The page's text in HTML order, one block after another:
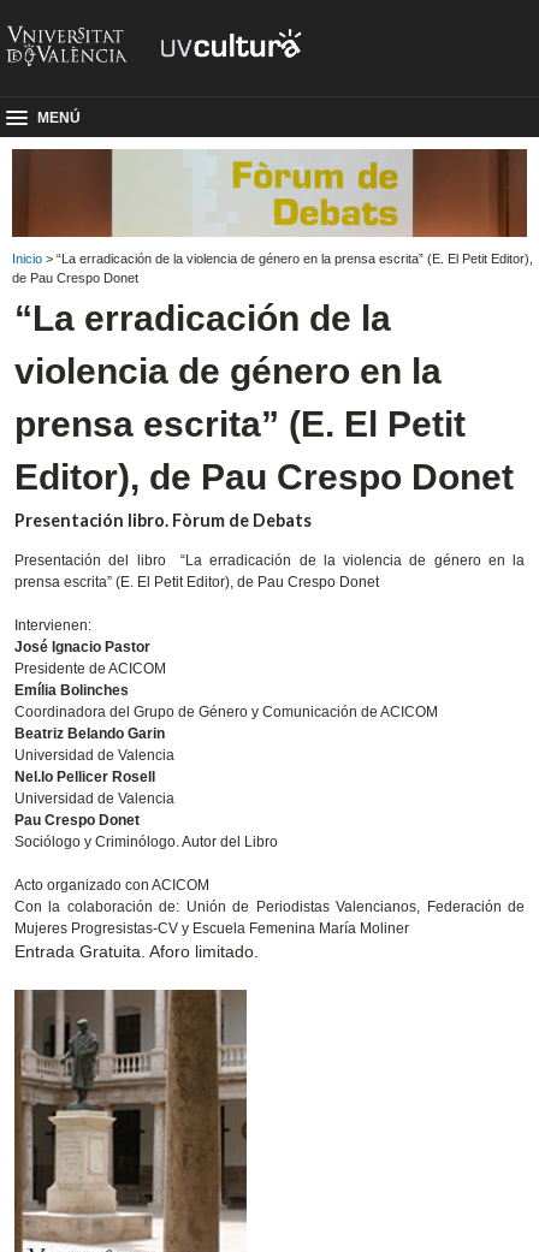
MENÚ
Inicio > “La erradicación de la violencia de género en la prensa escrita” (E. El Petit Editor),
de Pau Crespo Donet
“La erradicación de la
violencia de género en la
prensa escrita” (E. El Petit
Editor), de Pau Crespo Donet
Presentación libro. Fòrum de Debats
Presentación del libro “La erradicación de la violencia de género en la
prensa escrita” (E. El Petit Editor), de Pau Crespo Donet
Intervienen:
José Ignacio Pastor
Presidente de ACICOM
Emília Bolinches
Coordinadora del Grupo de Género y Comunicación de ACICOM
Beatriz Belando Garin
Universidad de Valencia
Nel.lo Pellicer Rosell
Universidad de Valencia
Pau Crespo Donet
Sociólogo y Criminólogo. Autor del Libro
Acto organizado con ACICOM
Con la colaboración de: Unión de Periodistas Valencianos, Federación de
Mujeres Progresistas-CV y Escuela Femenina María Moliner
Entrada Gratuita. Aforo limitado.